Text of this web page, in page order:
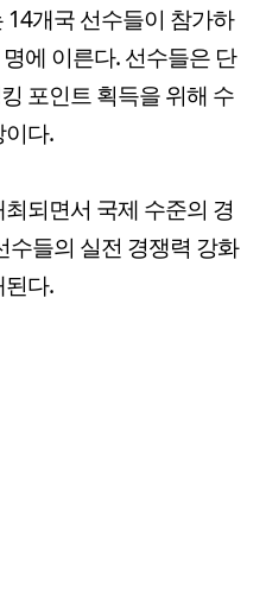
개국 선수들이 참가하
에 이른다. 선수들은 단
포인트 획득을 위해 수
다.
되면서 국제 수준의 경
수들의 실전 경쟁력 강화
다.